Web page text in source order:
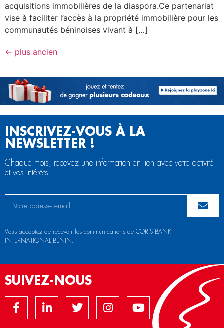
acquisitions immobilières de la diaspora.Ce partenariat
vise à faciliter l’accès à la propriété immobilière pour les
communautés béninoises vivant à […]
← plus ancien
INSCRIVEZ-VOUS À LA
NEWSLETTER !
Chaque mois, recevez une information en lien avec votre activité
et vos intérêts !
Vous acceptez de recevoir les communications de CORIS BANK
INTERNATIONAL BÉNIN.
SUIVEZ-NOUS